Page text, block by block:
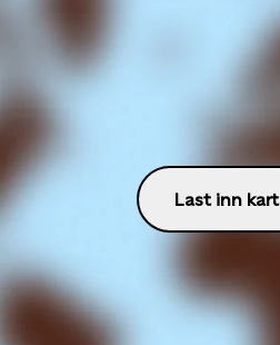
Last inn kart